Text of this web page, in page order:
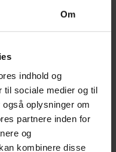
Om
indhold og
til sociale medier og til
oplysninger om
partnere inden for
og
kombinere disse
Winter 2020
2020
2019